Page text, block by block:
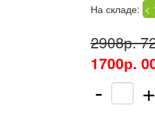
На складе: <
2908р.
1700р.
- +